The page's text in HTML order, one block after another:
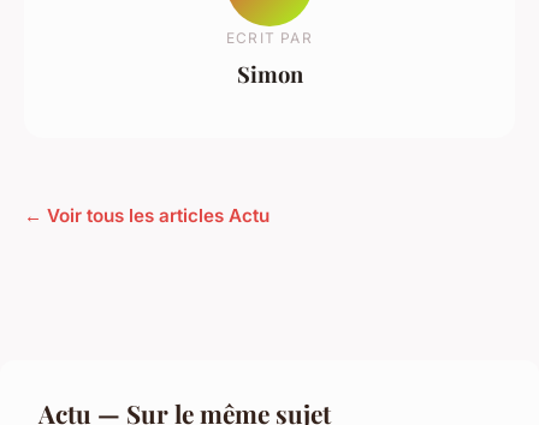
ECRIT PAR
Simon
← Voir tous les articles Actu
Actu — Sur le même sujet